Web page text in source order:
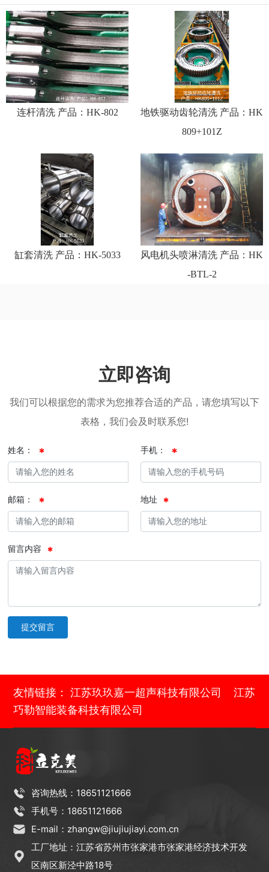
连杆清洗 产品：HK-802
地铁驱动齿轮清洗 产品：HK
809+101Z
缸套清洗 产品：HK-5033
风电机头喷淋清洗 产品：HK
-BTL-2
立即咨询
我们可以根据您的需求为您推荐合适的产品，请您填写以下
表格，我们会及时联系您!
姓名： 手机：
邮箱： 地址
留言内容
提交留言
友情链接：江苏玖玖嘉一超声科技有限公司
江苏
巧勒智能装备科技有限公司
咨询热线：18651121666
手机号：18651121666
E-mail：zhangw@jiujiujiayi.com.cn
工厂地址：江苏省苏州市张家港市张家港经济技术开发
区南区新泾中路18号